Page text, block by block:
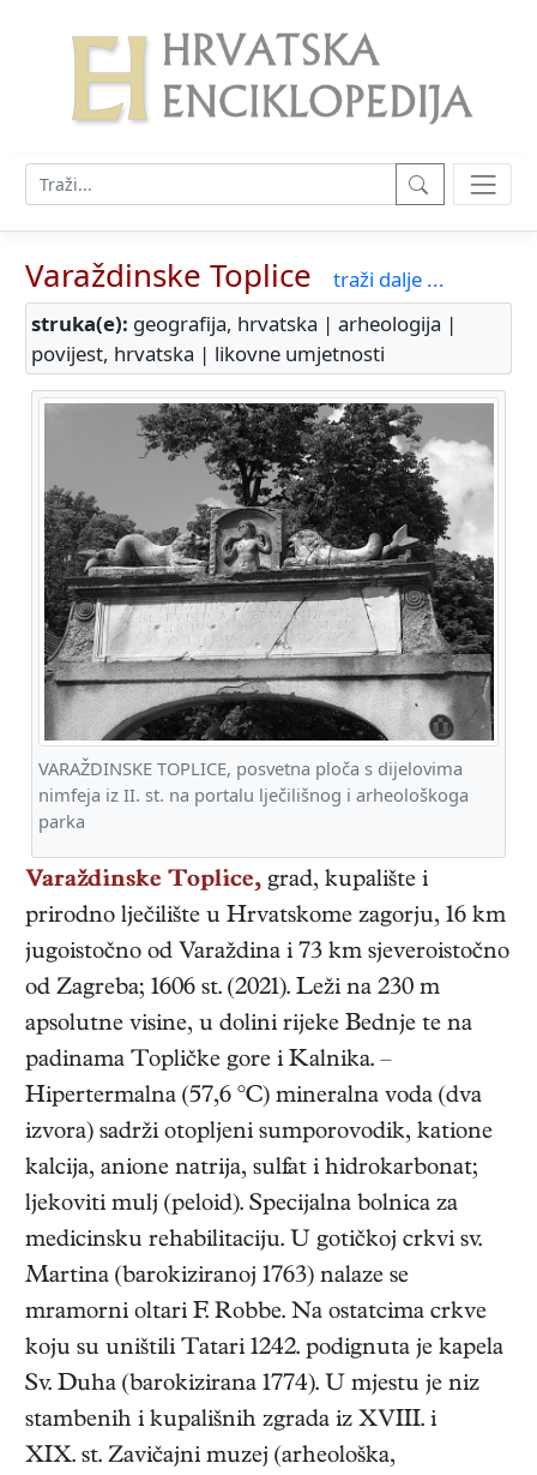
Varaždinske Toplice
traži dalje ...
struka(e): geografija, hrvatska | arheologija |
povijest, hrvatska | likovne umjetnosti
VARAŽDINSKE TOPLICE, posvetna ploča s dijelovima
nimfeja iz II. st. na portalu lječilišnog i arheološkoga
parka
Varaždinske Toplice, grad, kupalište i
prirodno lječilište u Hrvatskome zagorju, 16 km
jugoistočno od Varaždina i 73 km sjeveroistočno
od Zagreba; 1606 st. (2021). Leži na 230 m
apsolutne visine, u dolini rijeke Bednje te na
padinama Topličke gore i Kalnika. –
Hipertermalna (57,6 °C) mineralna voda (dva
izvora) sadrži otopljeni sumporovodik, katione
kalcija, anione natrija, sulfat i hidrokarbonat;
ljekoviti mulj (peloid). Specijalna bolnica za
medicinsku rehabilitaciju. U gotičkoj crkvi sv.
Martina (barokiziranoj 1763) nalaze se
mramorni oltari F. Robbe. Na ostatcima crkve
koju su uništili Tatari 1242. podignuta je kapela
Sv. Duha (barokizirana 1774). U mjestu je niz
stambenih i kupališnih zgrada iz XVIII. i
XIX. st. Zavičajni muzej (arheološka,